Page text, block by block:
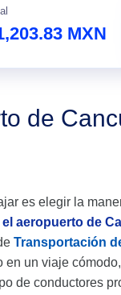
MXN
de
es elegir la
aeropuerto de
Transportación
un viaje
de conductores